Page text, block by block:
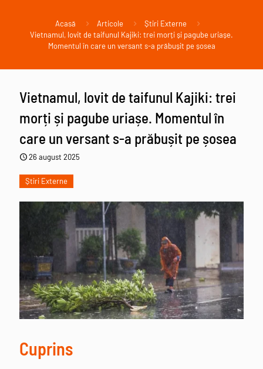
Acasă Articole
Știri Externe
Vietnamul, lovit de taifunul Kajiki: trei morți și pagube uriașe.
Momentul în care un versant s-a prăbușit pe șosea
Vietnamul, lovit de taifunul Kajiki: trei
morți și pagube uriașe. Momentul în
care un versant s-a prăbușit pe șosea
26 august 2025
Știri Externe
Cuprins